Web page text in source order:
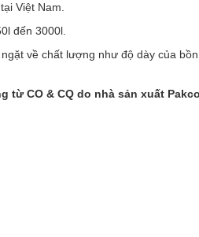
Việt Nam.
đến 3000l.
về chất lượng như độ dày của
từ CO & CQ do nhà sản xuất